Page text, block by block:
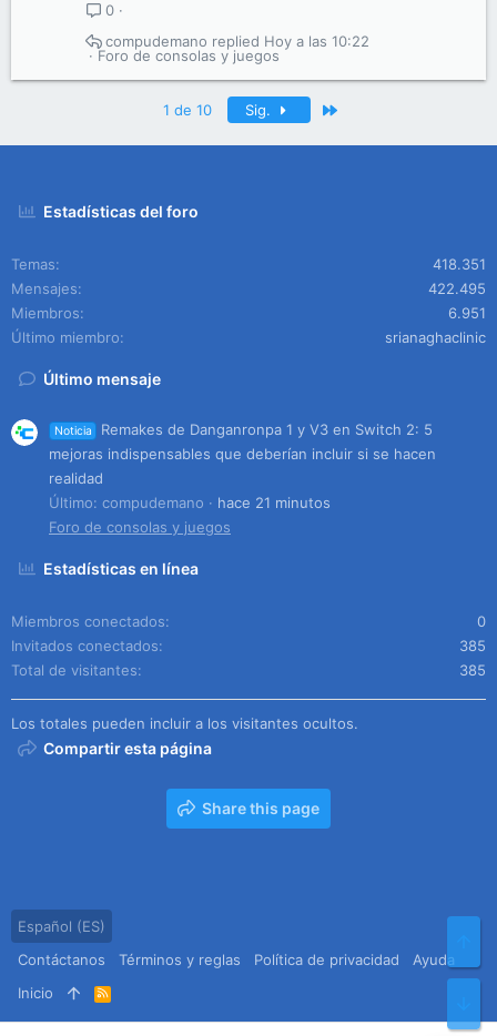
0
Foro de consolas y juegos
Hoy a las 10:22
compudemano
1 de 10 Sig.
Estadísticas del foro
Temas
418.351
Mensajes
422.495
Miembros
6.951
Último miembro
srianaghaclinic
Último mensaje
Noticia
Remakes de Danganronpa 1 y V3 en Switch 2: 5
mejoras indispensables que deberían incluir si se hacen
realidad
Último: compudemano
hace 21 minutos
Foro de consolas y juegos
Estadísticas en línea
Miembros conectados
0
Invitados conectados
385
Total de visitantes
385
Los totales pueden incluir a los visitantes ocultos.
Compartir esta página
Share this page
Español (ES)
Contáctanos
Términos y reglas Política de privacidad
Ayuda
Inicio
R
S
S